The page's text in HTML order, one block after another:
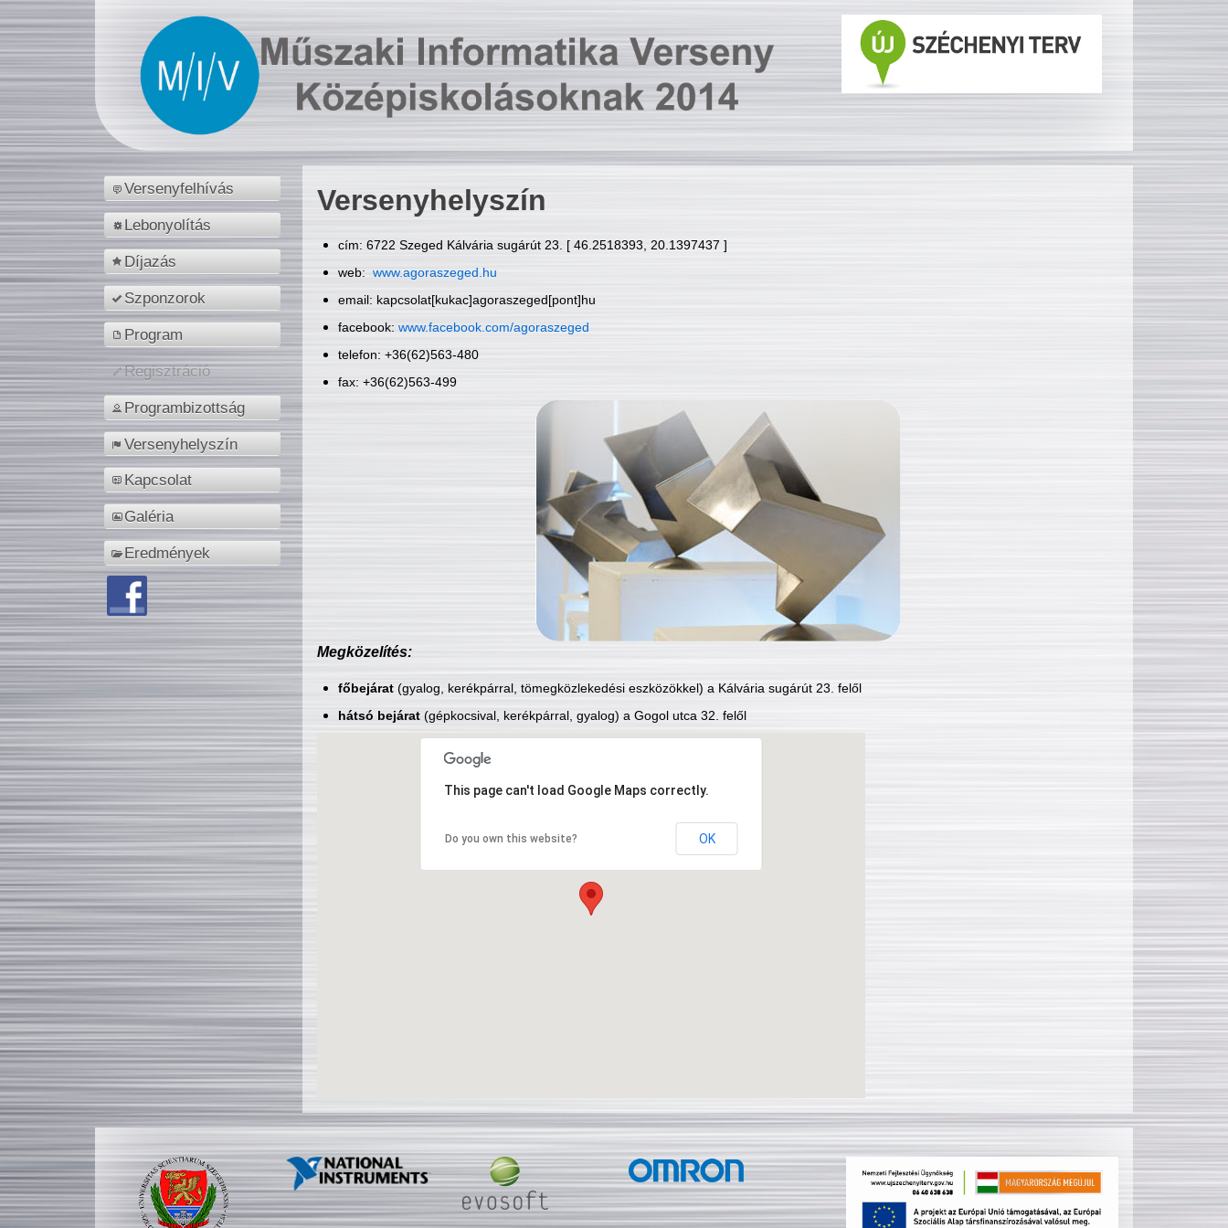
Versenyfelhívás
Lebonyolítás
Díjazás
Szponzorok
Program
Regisztráció
Programbizottság
Versenyhelyszín
Kapcsolat
Galéria
Eredmények
Versenyhelyszín
cím: 6722 Szeged Kálvária sugárút 23. [ 46.2518393, 20.1397437 ]
web: www.agoraszeged.hu
email: kapcsolat[kukac]agoraszeged[pont]hu
facebook: www.facebook.com/agoraszeged
telefon: +36(62)563-480
fax: +36(62)563-499
Megközelítés:
főbejárat(gyalog, kerékpárral, tömegközlekedési eszközökkel) a Kálvária sugárút 23. felől
hátsó bejárat(gépkocsival, kerékpárral, gyalog) a Gogol utca 32. felől
This page can't load Google Maps correctly.
Do you own this website? OK